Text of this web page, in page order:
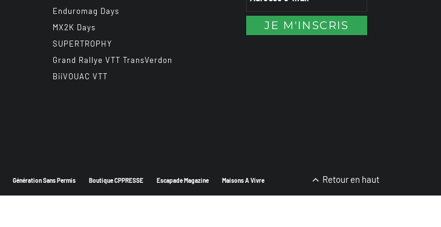
Enduromag Days
MX2K Days
SUPERTROPHY
Grand Rallye VTT TransVerdon
BiiVOUAC VTT
Génération Sans Permis Boutique CPPRESSE Escapade Magazine Maisons A Vivre Retour en haut